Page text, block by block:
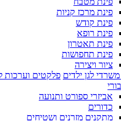
פינת מרכז קניות
פינת קודש
פינת רופא
פינת תאטרון
פינת תחפושות
ציור ויצירה
משרדי לגן ילדים פלקטים וערכות
אביזרי ספורט ותנועה
כדורים
מתקנים מזרנים ושטיחים